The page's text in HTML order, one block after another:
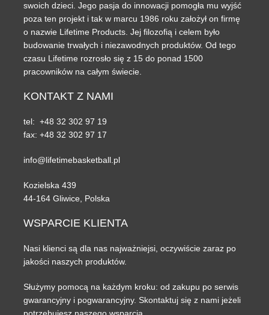
swoich dzieci. Jego pasja do innowacji pomogła mu wyjść
poza ten projekt i tak w marcu 1986 roku założył on firmę
o nazwie Lifetime Products. Jej filozofią i celem było
budowanie trwałych i niezawodnych produktów. Od tego
czasu Lifetime rozrosło się z 15 do ponad 1500
pracowników na całym świecie.
KONTAKT Z NAMI
tel: +48 32 302 97 19
fax: +48 32 302 97 17
info@lifetimebasketball.pl
Kozielska 439
44-164 Gliwice, Polska
WSPARCIE KLIENTA
Nasi klienci są dla nas najważniejsi, oczywiście zaraz po
jakości naszych produktów.
Służymy pomocą na każdym kroku: od zakupu po serwis
gwarancyjny i pogwarancyjny. Skontaktuj się z nami jeżeli